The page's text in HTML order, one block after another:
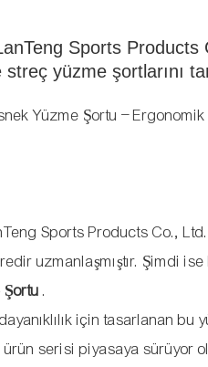
Sports
yüzme şortlarını
Yüzme Şortu –
Sports Products Co.,
uzmanlaşmıştır. Şimdi
.
için tasarlanan
ürün serisi piyasaya sürüyor